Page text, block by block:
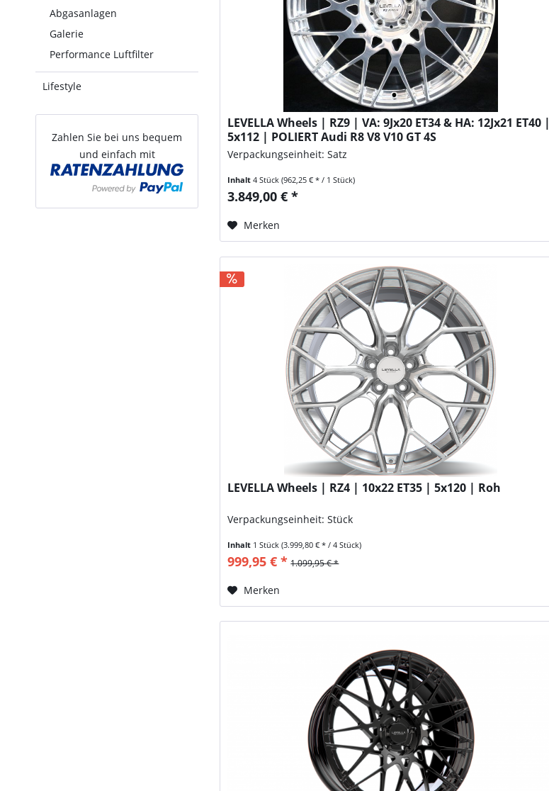
Abgasanlagen
Galerie
Performance Luftfilter
Lifestyle
Zahlen Sie bei uns bequem
und einfach mit
LEVELLA Wheels | RZ9 | VA: 9Jx20 ET34 & HA: 12Jx21 ET40 |
5x112 | POLIERT Audi R8 V8 V10 GT 4S
Verpackungseinheit: Satz
Inhalt4 Stück(962,25 € * / 1 Stück)
3.849,00 € *
Merken
LEVELLA Wheels | RZ4 | 10x22 ET35 | 5x120 | Roh
Verpackungseinheit: Stück
Inhalt 1 Stück(3.999,80 € * / 4 Stück)
999,95 € * 1.099,95 € *
Merken